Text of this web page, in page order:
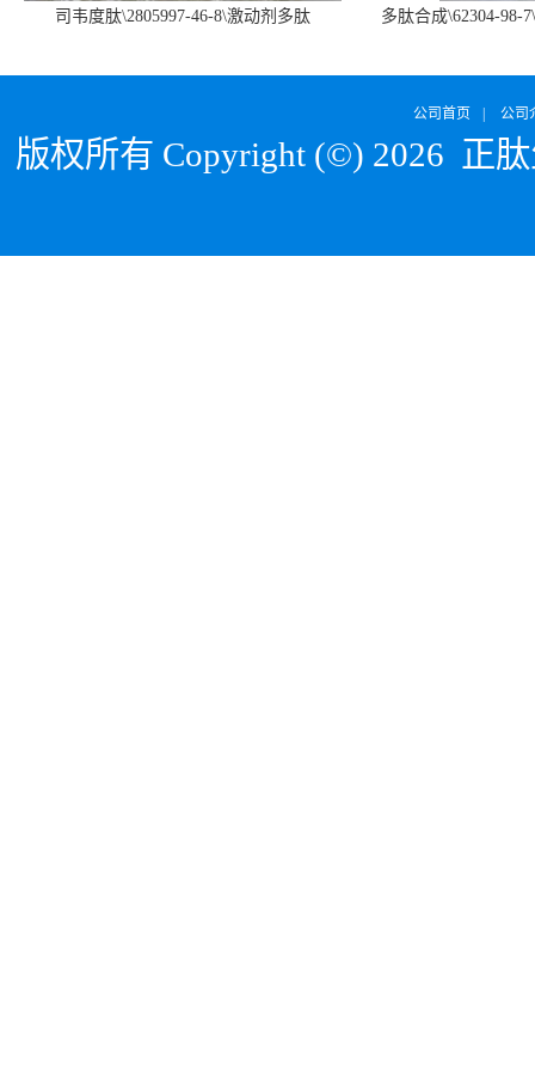
司韦度肽\2805997-46-8\激动剂多肽
多肽合成\62304-98-
公司首页 公司
版权所有 Copyright (©) 2026 正